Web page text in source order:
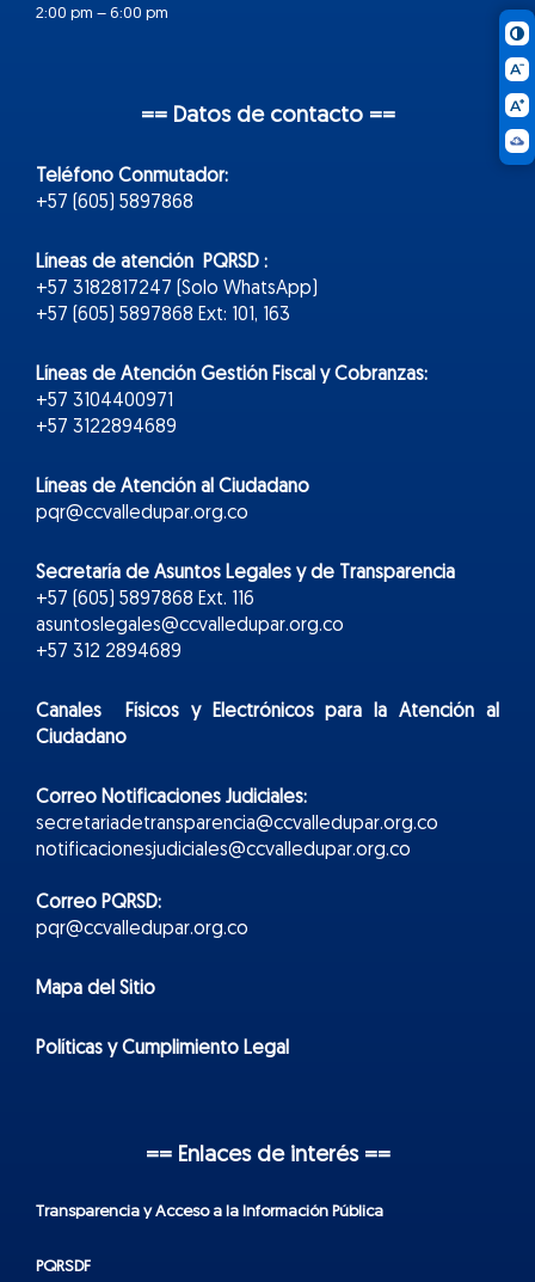
2:00 pm – 6:00 pm
== Datos de contacto ==
Teléfono Conmutador:
+57 (605) 5897868
Líneas de atención PQRSD :
+57 3182817247 (Solo WhatsApp)
+57 (605) 5897868 Ext: 101, 163
Líneas de Atención Gestión Fiscal y Cobranzas:
+57 3104400971
+57 3122894689
Líneas de Atención al Ciudadano
pqr@ccvalledupar.org.co
Secretaría de Asuntos Legales y de Transparencia
+57 (605) 5897868 Ext. 116
asuntoslegales@ccvalledupar.org.co
+57 312 2894689
Canales Físicos yElectrónicospara la Atención al
Ciudadano
Correo Notificaciones Judiciales:
secretariadetransparencia@ccvalledupar.org.co
notificacionesjudiciales@ccvalledupar.org.co
Correo PQRSD:
pqr@ccvalledupar.org.co
Mapa del Sitio
Políticas y Cumplimiento Legal
== Enlaces de interés ==
Transparencia y Acceso a la Información Pública
PQRSDF